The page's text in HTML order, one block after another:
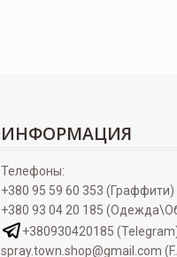
ИНФОРМАЦИЯ
Телефоны:
+380 95 59 60 353 (Граффити)
+380 93 04 20 185
+380930420185
spray.town.shop@gmail.com